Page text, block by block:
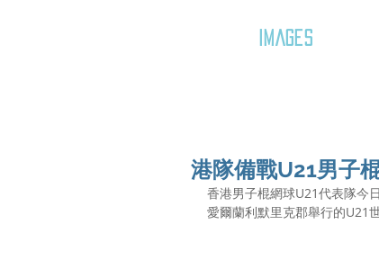
IMAGES
港隊備戰U21男子
香港男子棍網球U21代表隊今
愛爾蘭利默里克郡舉行的U21